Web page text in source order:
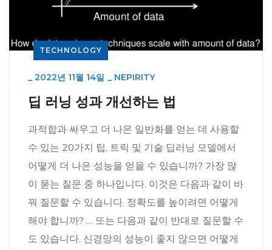
TECHNOLOGY
_ 2022년 11월 14일 _ NEPIRITY
딥 러닝 성과 개선하는 법
과적합과 싸우고 더 나은 일반화를 얻는 데 사용할
수 있는 20가지 팁, 트릭 및 기술 딥러닝 모델에서
어떻게 더 나은 성능을 얻을 수 있습니까? 가장 많
이 묻는 질문 중 하나입니다. 이것은 다음과 같이 바
꿔 질문할 수 있습니다. 정확도를 높이려면 어떻게
해야 합니까? … 또는 다음과 같이 반대로 질문할 수
도 있습니다. 신경망의 성능이 좋지 않으면 어떻게